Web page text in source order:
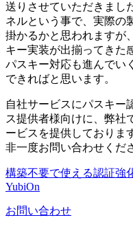
送りさせていただきまし
ネルという事で、実際の
掛かるかと思われますが
キー実装が出揃ってきた
パスキー対応も進んでい
できればと思います。
自社サービスにパスキー
ス提供者様向けに、弊社
ービスを提供しておりま
非一度お問い合わせくだ
構築不要で使える認証強
YubiOn
お問い合わせ